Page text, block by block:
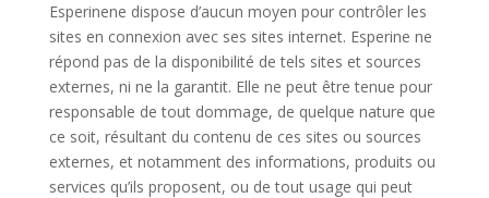
Esperinene dispose d’aucun moyen pour contrôler les
sites en connexion avec ses sites internet. Esperine ne
répond pas de la disponibilité de tels sites et sources
externes, ni ne la garantit. Elle ne peut être tenue pour
responsable de tout dommage, de quelque nature que
ce soit, résultant du contenu de ces sites ou sources
externes, et notamment des informations, produits ou
services qu’ils proposent, ou de tout usage qui peut